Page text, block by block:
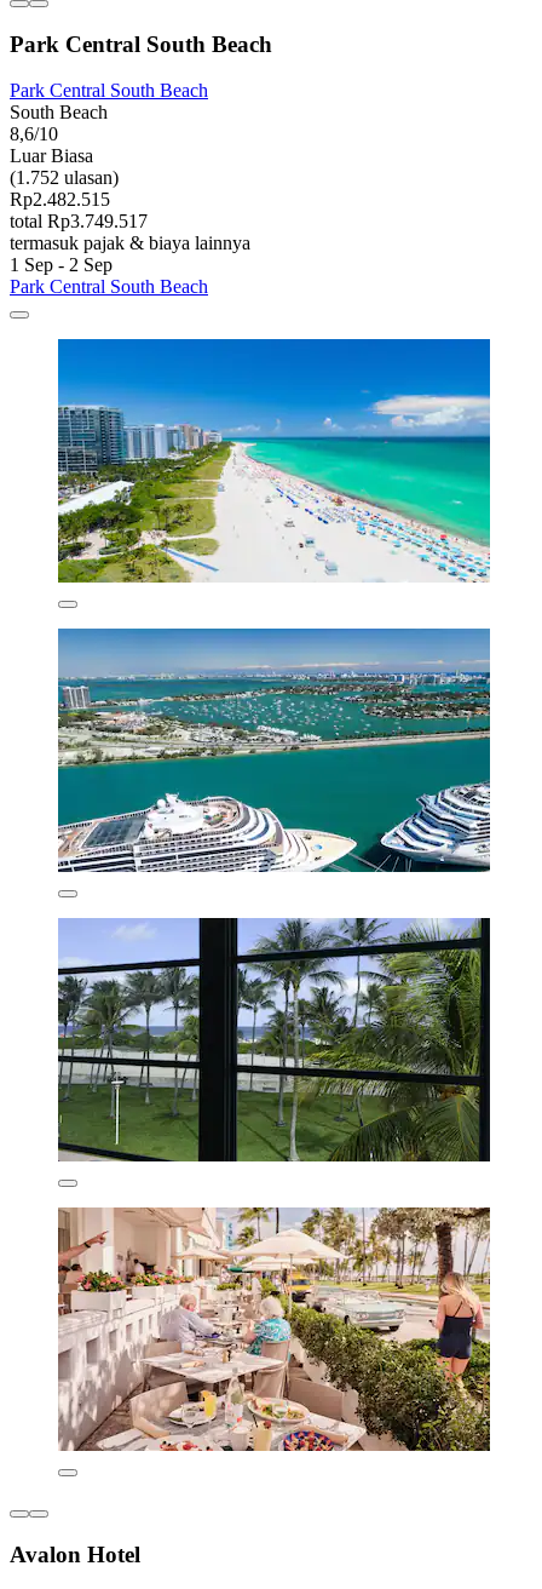
Park Central South Beach
Park Central South Beach
South Beach
8,6/10
Luar Biasa
(1.752 ulasan)
Rp2.482.515
total Rp3.749.517
termasuk pajak & biaya lainnya
1 Sep - 2 Sep
Park Central South Beach
Avalon Hotel